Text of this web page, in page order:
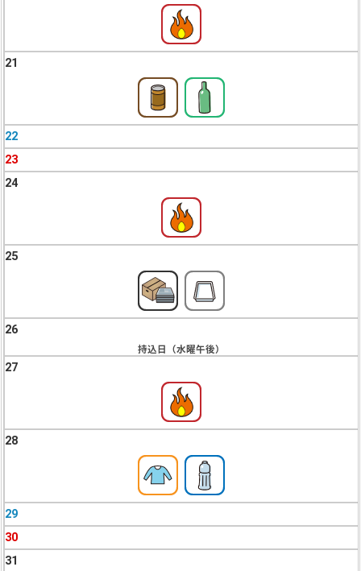
21
22
23
24
25
26
持込日（水曜午後）
27
28
29
30
31